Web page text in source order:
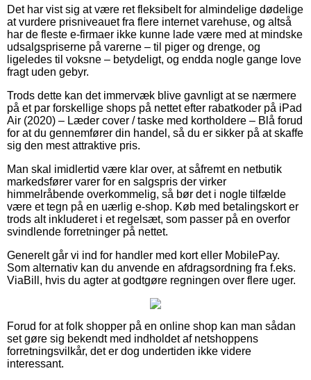
Det har vist sig at være ret fleksibelt for almindelige dødelige
at vurdere prisniveauet fra flere internet varehuse, og altså
har de fleste e-firmaer ikke kunne lade være med at mindske
udsalgspriserne på varerne – til piger og drenge, og
ligeledes til voksne – betydeligt, og endda nogle gange love
fragt uden gebyr.
Trods dette kan det immervæk blive gavnligt at se nærmere
på et par forskellige shops på nettet efter rabatkoder på iPad
Air (2020) – Læder cover / taske med kortholdere – Blå forud
for at du gennemfører din handel, så du er sikker på at skaffe
sig den mest attraktive pris.
Man skal imidlertid være klar over, at såfremt en netbutik
markedsfører varer for en salgspris der virker
himmelråbende overkommelig, så bør det i nogle tilfælde
være et tegn på en uærlig e-shop. Køb med betalingskort er
trods alt inkluderet i et regelsæt, som passer på en overfor
svindlende forretninger på nettet.
Generelt går vi ind for handler med kort eller MobilePay.
Som alternativ kan du anvende en afdragsordning fra f.eks.
ViaBill, hvis du agter at godtgøre regningen over flere uger.
Forud for at folk shopper på en online shop kan man sådan
set gøre sig bekendt med indholdet af netshoppens
forretningsvilkår, det er dog undertiden ikke videre
interessant.